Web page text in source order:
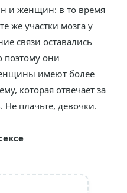
и женщин: в то время
же участки мозга у
связи оставались
они
имеют более
которая отвечает за
плачьте, девочки.